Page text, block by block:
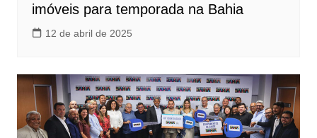
imóveis para temporada na Bahia
12 de abril de 2025